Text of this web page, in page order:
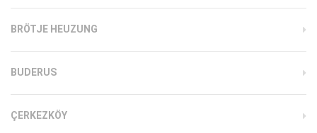
BRÖTJE HEUZUNG
BUDERUS
ÇERKEZKÖY